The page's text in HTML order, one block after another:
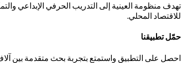
تهدف منظومة العينية إلى التدريب الحرفي الإبداعي
للاقتصاد المحلي.
حمّل تطبيقنا
احصل على التطبيق واستمتع بتجربة بحث متقدمة بين